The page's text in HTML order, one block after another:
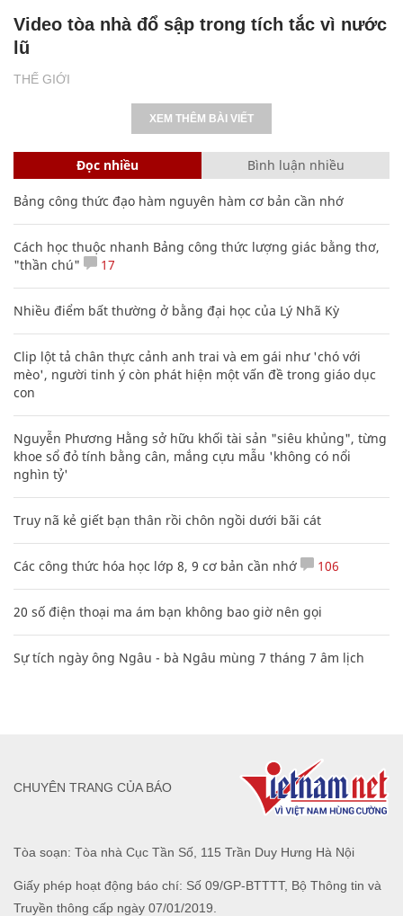
THẾ GIỚI
Video tòa nhà đổ sập trong tích tắc vì nước
lũ
XEM THÊM BÀI VIẾT
Đọc nhiều Bình luận nhiều
Bảng công thức đạo hàm nguyên hàm cơ bản cần nhớ
Cách học thuộc nhanh Bảng công thức lượng giác bằng thơ,
"thần chú"
17
Nhiều điểm bất thường ở bằng đại học của Lý Nhã Kỳ
Clip lột tả chân thực cảnh anh trai và em gái như 'chó với
mèo', người tinh ý còn phát hiện một vấn đề trong giáo dục
con
Nguyễn Phương Hằng sở hữu khối tài sản "siêu khủng", từng
khoe sổ đỏ tính bằng cân, mắng cựu mẫu 'không có nổi
nghìn tỷ'
Truy nã kẻ giết bạn thân rồi chôn ngồi dưới bãi cát
Các công thức hóa học lớp 8, 9 cơ bản cần nhớ 106
20 số điện thoại ma ám bạn không bao giờ nên gọi
Sự tích ngày ông Ngâu - bà Ngâu mùng 7 tháng 7 âm lịch
Tòa soạn: Tòa nhà Cục Tần Số, 115 Trần Duy Hưng Hà Nội
Giấy phép hoạt động báo chí: Số 09/GP-BTTTT, Bộ Thông tin và
Truyền thông cấp ngày 07/01/2019.
CHUYÊN TRANG CỦA BÁO